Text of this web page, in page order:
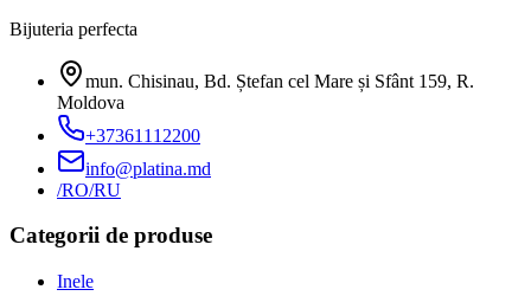
Bijuteria perfecta
mun. Chisinau, Bd. Ștefan cel Mare și Sfânt 159, R.
Moldova
+37361112200
info@platina.md
/RO/RU
Categorii de produse
Inele